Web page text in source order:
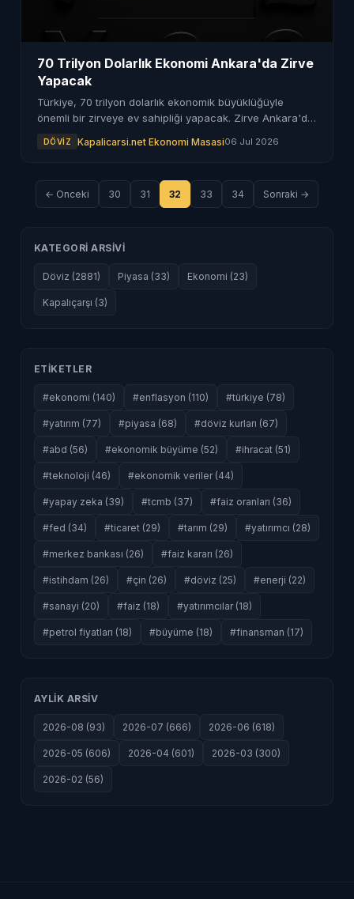
70 Trilyon Dolarlık Ekonomi Ankara'da Zirve
Yapacak
Türkiye, 70 trilyon dolarlık ekonomik büyüklüğüyle
önemli bir zirveye ev sahipliği yapacak. Zirve Ankara'da
DÖVIZ Kapalicarsi.net Ekonomi Masasi06 Jul 2026
← Onceki 30 31 32 33 34 Sonraki →
KATEGORI ARSIVI
Döviz (2881) Piyasa (33) Ekonomi (23)
Kapalıçarşı (3)
ETIKETLER
#ekonomi (140) #enflasyon (110) #türkiye (78)
#yatırım (77) #piyasa (68) #döviz kurları (67)
#abd (56) #ekonomik büyüme (52) #ihracat (51)
#teknoloji (46) #ekonomik veriler (44)
#yapay zeka (39) #tcmb (37) #faiz oranları (36)
#fed (34) #ticaret (29) #tarım (29) #yatırımcı (28)
#merkez bankası (26) #faiz kararı (26)
#istihdam (26) #çin (26) #döviz (25) #enerji (22)
#sanayi (20) #faiz (18) #yatırımcılar (18)
#petrol fiyatları (18) #büyüme (18) #finansman (17)
AYLIK ARSIV
2026-08 (93) 2026-07 (666) 2026-06 (618)
2026-05 (606) 2026-04 (601) 2026-03 (300)
2026-02 (56)